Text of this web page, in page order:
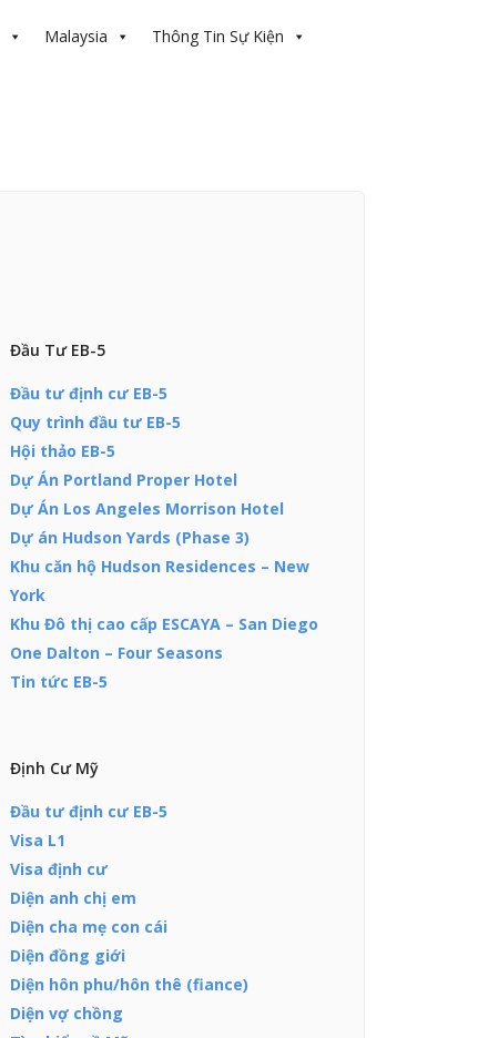
Malaysia Thông Tin Sự Kiện
Đầu Tư EB-5
Đầu tư định cư EB-5
Quy trình đầu tư EB-5
Hội thảo EB-5
Dự Án Portland Proper Hotel
Dự Án Los Angeles Morrison Hotel
Dự án Hudson Yards (Phase 3)
Khu căn hộ Hudson Residences – New
York
Khu Đô thị cao cấp ESCAYA – San Diego
One Dalton – Four Seasons
Tin tức EB-5
Định Cư Mỹ
Đầu tư định cư EB-5
Visa L1
Visa định cư
Diện anh chị em
Diện cha mẹ con cái
Diện đồng giới
Diện hôn phu/hôn thê (fiance)
Diện vợ chồng